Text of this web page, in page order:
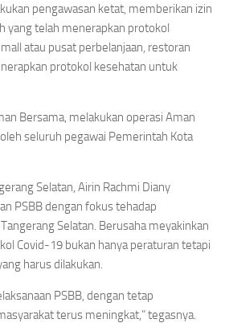
pengawasan ketat, memberikan izin
yang telah menerapkan protokol
atau pusat perbelanjaan, restoran
protokol kesehatan untuk
Bersama, melakukan operasi Aman
seluruh pegawai Pemerintah Kota
Selatan, Airin Rachmi Diany
PSBB dengan fokus tehadap
Selatan. Berusaha meyakinkan
Covid-19 bukan hanya peraturan tetapi
harus dilakukan.
PSBB, dengan tetap
terus meningkat,” tegasnya.